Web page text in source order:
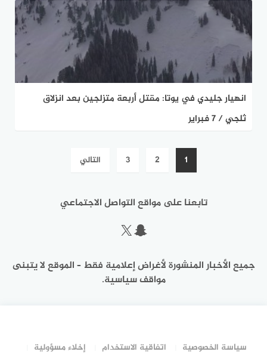
انهيار جليدي في يوتا: مقتل أربعة متزلجين بعد انزلاق
ثلجي / 7 فبراير
1
2
3 التالي
تابعنا على مواقع التواصل الاجتماعي
سناب شات
إكس
جميع الأخبار المنشورة لأغراض إعلامية فقط – الموقع لا يتبنى
مواقف سياسية.
سياسة الخصوصية اتفاقية الاستخدام
إخلاء مسؤولية